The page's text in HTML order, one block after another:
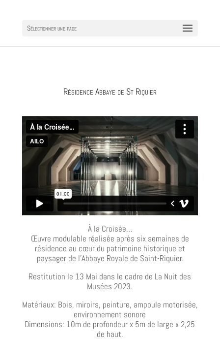
Sélectionner une page
Résidence Abbaye de St Riquier
À la Croisée…
Œuvre modulable réalisée après six semaines de
résidence au cœur du patrimoine historique et
paysager de l’Abbaye Royale de Saint-Riquier.
Restitution le 13 Mai dans le cadre de La Nuit des
Musées 2023.
Matériaux: Bois, miroirs, peinture, ampoule motorisée,
environnement sonore
Dimensions: 10m de profondeur x 5m de large x 2,25
de haut.